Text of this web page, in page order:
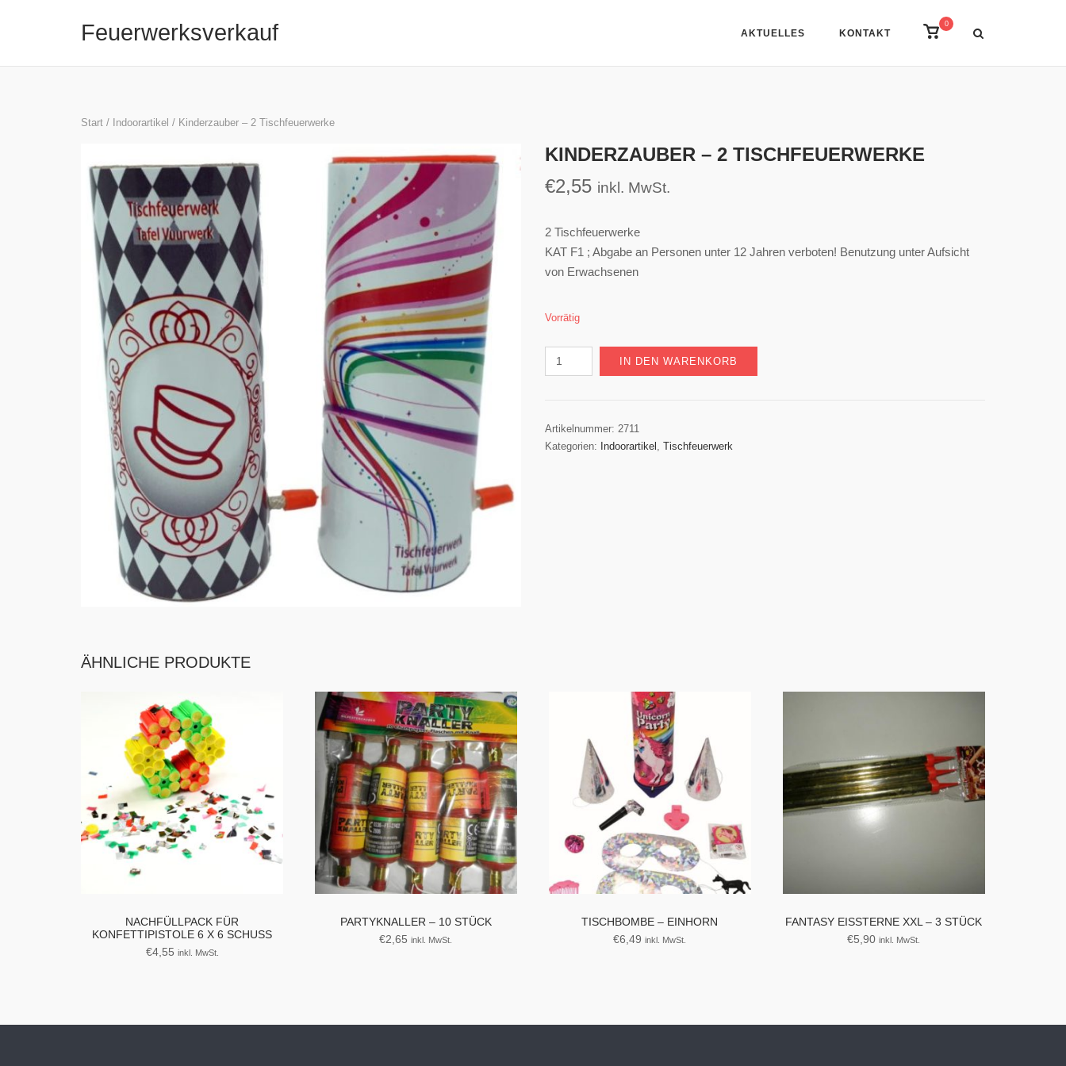
Feuerwerksverkauf AKTUELLES KONTAKT
View
0
Start / Indoorartikel / Kinderzauber – 2 Tischfeuerwerke
KINDERZAUBER – 2 TISCHFEUERWERKE
€2,55 inkl. MwSt.
2 Tischfeuerwerke
KAT F1 ; Abgabe an Personen unter 12 Jahren verboten! Benutzung unter Aufsicht
von Erwachsenen
Vorrätig
Kinderzauber
-
Menge
IN DEN WARENKORB
Artikelnummer:2711
Kategorien: Indoorartikel ,Tischfeuerwerk
ÄHNLICHE PRODUKTE
NACHFÜLLPACK FÜR
KONFETTIPISTOLE 6 X 6 SCHUSS
€4,55 inkl. MwSt.
PARTYKNALLER – 10 STÜCK
€2,65 inkl. MwSt.
TISCHBOMBE – EINHORN
€6,49 inkl. MwSt.
FANTASY EISSTERNE XXL – 3 STÜCK
€5,90 inkl. MwSt.